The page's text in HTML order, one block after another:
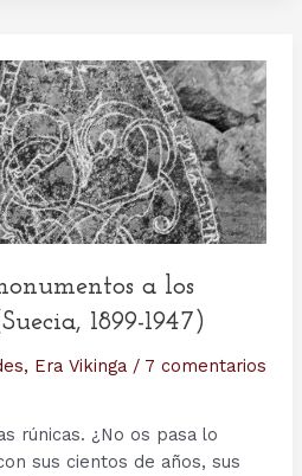
a los
1899-1947)
, Era Vikinga/ 7 comentarios
rúnicas. ¿No os pasa lo
sus cientos de años, sus